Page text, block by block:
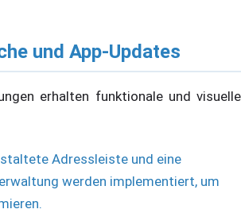
und App-Updates
erhalten funktionale und visuelle
Adressleiste und eine
werden implementiert, um